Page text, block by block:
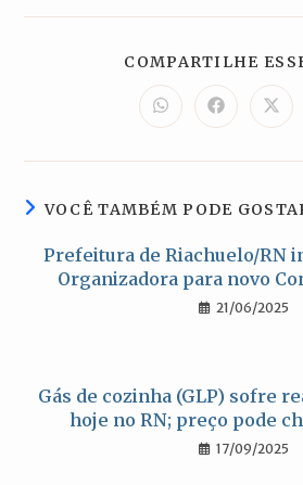
COMPARTILHE
Abre
em
nova
Abre
em
nova
Abre
em
VOCÊ TAMBÉM PODE
Prefeitura de Riachuelo/RN
Organizadora para novo
21/06/2025
Gás de cozinha (GLP) sofre
hoje no RN; preço pode
17/09/2025